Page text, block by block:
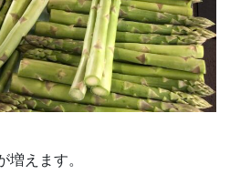
えます。